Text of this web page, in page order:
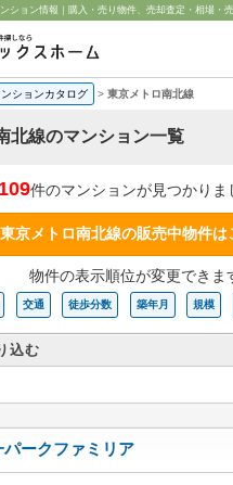
ションカタログ > 東京メトロ南北線
北線のマンション一覧
109件のマンションが見つかりま
東京メトロ南北線の販売中物件は
物件の表示順位が変更できま
交通 徒歩分数 築年月 規模
込む
ークファミリア